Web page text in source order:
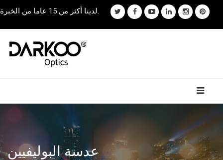
لدينا أكثر من 15 عاما من الخبرة.
عدسة البوليفيين